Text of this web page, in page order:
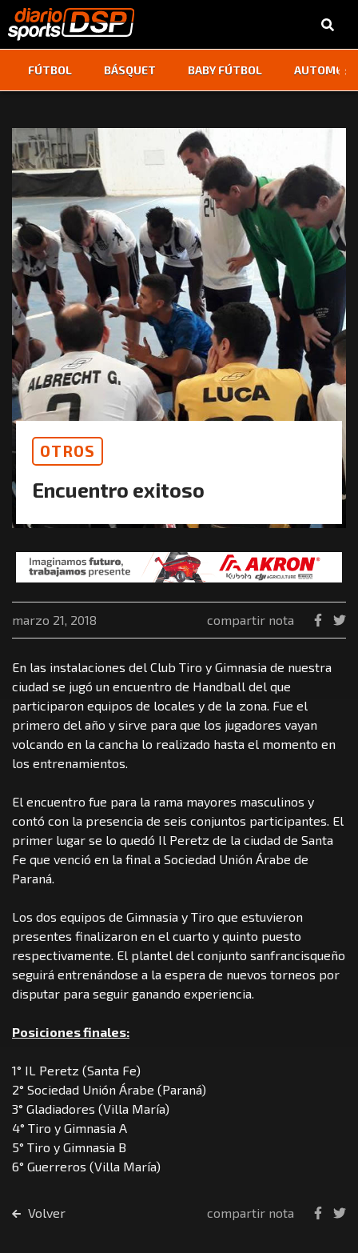
FÚTBOL BÁSQUET BABY FÚTBOL ‹ ›
OTROS
Encuentro exitoso
marzo 21, 2018 compartir nota
En las instalaciones del Club Tiro y Gimnasia de nuestra
ciudad se jugó un encuentro de Handball del que
participaron equipos de locales y de la zona. Fue el
primero del año y sirve para que los jugadores vayan
volcando en la cancha lo realizado hasta el momento en
los entrenamientos.
El encuentro fue para la rama mayores masculinos y
contó con la presencia de seis conjuntos participantes. El
primer lugar se lo quedó Il Peretz de la ciudad de Santa
Fe que venció en la final a Sociedad Unión Árabe de
Paraná.
Los dos equipos de Gimnasia y Tiro que estuvieron
presentes finalizaron en el cuarto y quinto puesto
respectivamente. El plantel del conjunto sanfrancisqueño
seguirá entrenándose a la espera de nuevos torneos por
disputar para seguir ganando experiencia.
Posiciones finales:
1° IL Peretz (Santa Fe)
2° Sociedad Unión Árabe (Paraná)
3° Gladiadores (Villa María)
4° Tiro y Gimnasia A
5° Tiro y Gimnasia B
6° Guerreros (Villa María)
Volver compartir nota